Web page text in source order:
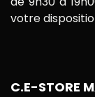
votre
C.E-STORE